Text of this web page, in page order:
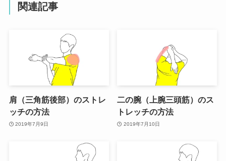
関連記事
肩（三角筋後部）のストレ
ッチの方法
2019年7月9日
二の腕（上腕三頭筋）のス
トレッチの方法
2019年7月10日